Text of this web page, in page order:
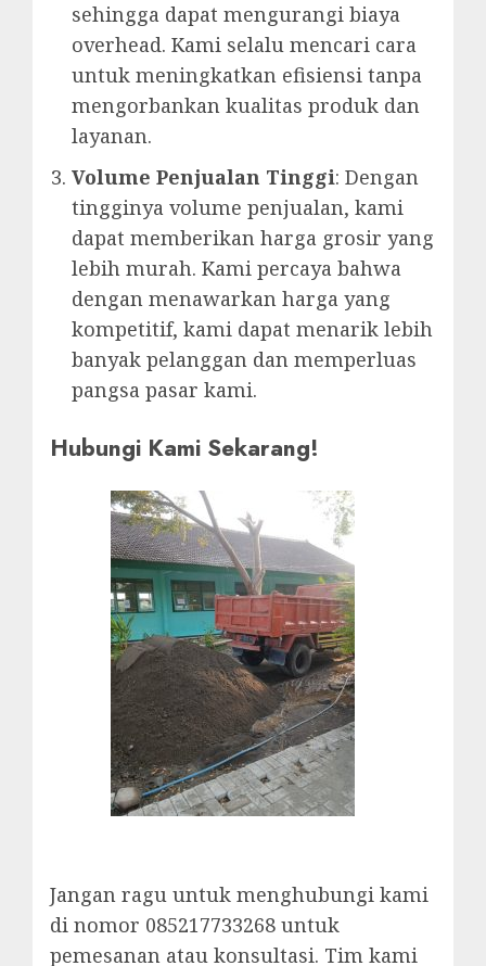
sehingga dapat mengurangi biaya
overhead. Kami selalu mencari cara
untuk meningkatkan efisiensi tanpa
mengorbankan kualitas produk dan
layanan.
Volume Penjualan Tinggi: Dengan
tingginya volume penjualan, kami
dapat memberikan harga grosir yang
lebih murah. Kami percaya bahwa
dengan menawarkan harga yang
kompetitif, kami dapat menarik lebih
banyak pelanggan dan memperluas
pangsa pasar kami.
Hubungi Kami Sekarang!
Jangan ragu untuk menghubungi kami
di nomor 085217733268 untuk
pemesanan atau konsultasi. Tim kami